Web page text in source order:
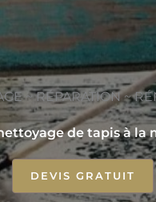
~ RÉPARATION ~
de tapis à la
DEVIS GRATUIT